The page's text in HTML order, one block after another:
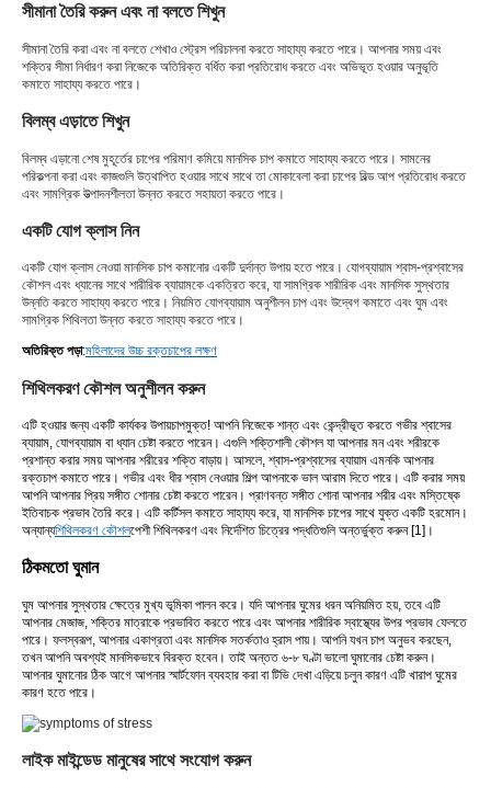
সীমানা তৈরি করুন এবং না বলতে শিখুন
সীমানা তৈরি করা এবং না বলতে শেখাও স্ট্রেস পরিচালনা করতে সাহায্য করতে পারে। আপনার সময় এবং
শক্তির সীমা নির্ধারণ করা নিজেকে অতিরিক্ত বর্ধিত করা প্রতিরোধ করতে এবং অভিভূত হওয়ার অনুভূতি
কমাতে সাহায্য করতে পারে।
বিলম্ব এড়াতে শিখুন
বিলম্ব এড়ানো শেষ মুহূর্তের চাপের পরিমাণ কমিয়ে মানসিক চাপ কমাতে সাহায্য করতে পারে। সামনের
পরিকল্পনা করা এবং কাজগুলি উত্থাপিত হওয়ার সাথে সাথে তা মোকাবেলা করা চাপের বিল্ড আপ প্রতিরোধ করতে
এবং সামগ্রিক উত্পাদনশীলতা উন্নত করতে সহায়তা করতে পারে।
একটি যোগ ক্লাস নিন
একটি যোগ ক্লাস নেওয়া মানসিক চাপ কমানোর একটি দুর্দান্ত উপায় হতে পারে। যোগব্যায়াম শ্বাস-প্রশ্বাসের
কৌশল এবং ধ্যানের সাথে শারীরিক ব্যায়ামকে একত্রিত করে, যা সামগ্রিক শারীরিক এবং মানসিক সুস্থতার
উন্নতি করতে সাহায্য করতে পারে। নিয়মিত যোগব্যায়াম অনুশীলন চাপ এবং উদ্বেগ কমাতে এবং ঘুম এবং
সামগ্রিক শিথিলতা উন্নত করতে সাহায্য করতে পারে।
অতিরিক্ত পড়া:মহিলাদের উচ্চ রক্তচাপের লক্ষণ
শিথিলকরণ কৌশল অনুশীলন করুন
এটি হওয়ার জন্য একটি কার্যকর উপায়চাপমুক্ত! আপনি নিজেকে শান্ত এবং কেন্দ্রীভূত করতে গভীর শ্বাসের
ব্যায়াম, যোগব্যায়াম বা ধ্যান চেষ্টা করতে পারেন। এগুলি শক্তিশালী কৌশল যা আপনার মন এবং শরীরকে
প্রশান্ত করার সময় আপনার শরীরের শক্তি বাড়ায়। আসলে, শ্বাস-প্রশ্বাসের ব্যায়াম এমনকি আপনার
রক্তচাপ কমাতে পারে। গভীর এবং ধীর শ্বাস নেওয়ার শিল্প আপনাকে ভাল আরাম দিতে পারে। এটি করার সময়
আপনি আপনার প্রিয় সঙ্গীত শোনার চেষ্টা করতে পারেন। প্রাণবন্ত সঙ্গীত শোনা আপনার শরীর এবং মস্তিষ্কে
ইতিবাচক প্রভাব তৈরি করে। এটি কর্টিসল কমাতে সাহায্য করে, যা মানসিক চাপের সাথে যুক্ত একটি হরমোন।
অন্যান্যশিথিলকরণ কৌশলপেশী শিথিলকরণ এবং নির্দেশিত চিত্রের পদ্ধতিগুলি অন্তর্ভুক্ত করুন [1]।
ঠিকমতো ঘুমান
ঘুম আপনার সুস্থতার ক্ষেত্রে মুখ্য ভূমিকা পালন করে। যদি আপনার ঘুমের ধরন অনিয়মিত হয়, তবে এটি
আপনার মেজাজ, শক্তির মাত্রাকে প্রভাবিত করতে পারে এবং আপনার শারীরিক স্বাস্থ্যের উপর প্রভাব ফেলতে
পারে। ফলস্বরূপ, আপনার একাগ্রতা এবং মানসিক সতর্কতাও হ্রাস পায়। আপনি যখন চাপ অনুভব করছেন,
তখন আপনি অবশ্যই মানসিকভাবে বিরক্ত হবেন। তাই অন্তত ৬-৮ ঘণ্টা ভালো ঘুমানোর চেষ্টা করুন।
আপনার ঘুমানোর ঠিক আগে আপনার স্মার্টফোন ব্যবহার করা বা টিভি দেখা এড়িয়ে চলুন কারণ এটি খারাপ ঘুমের
কারণ হতে পারে।
লাইক মাইন্ডেড মানুষের সাথে সংযোগ করুন